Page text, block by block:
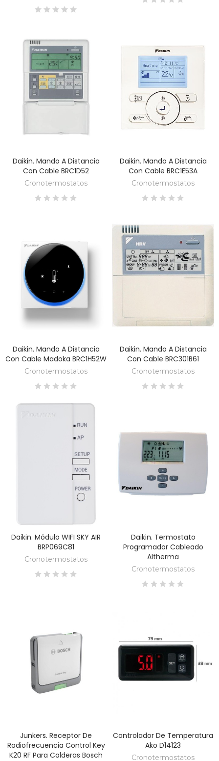
DESCUBRE
Daikin. Mando A Distancia
Con Cable BRC1D52
Cronotermostatos
DESCUBRE
Daikin. Mando A Distancia
Con Cable BRC1E53A
Cronotermostatos
DESCUBRE
Daikin. Mando A Distancia
Con Cable Madoka BRC1H52W
Cronotermostatos
DESCUBRE
Daikin. Mando A Distancia
Con Cable BRC301B61
Cronotermostatos
DESCUBRE
Daikin. Módulo WIFI SKY AIR
BRP069C81
Cronotermostatos
DESCUBRE
Daikin. Termostato
Programador Cableado
Altherma
Cronotermostatos
DESCUBRE
Junkers. Receptor De
Radiofrecuencia Control Key
K20 RF Para Calderas Bosch
DESCUBRE
Controlador De Temperatura
Ako D14123
Cronotermostatos